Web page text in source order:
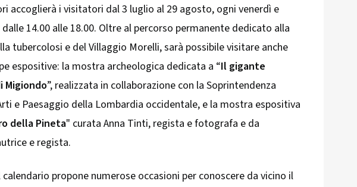
accoglierà i visitatori dal 3 luglio al 29 agosto, ogni venerdì e
14.00 alle 18.00. Oltre al percorso permanente dedicato alla
tubercolosi e del Villaggio Morelli, sarà possibile visitare anche
espositive: la mostra archeologica dedicata a “Il gigante
Migiondo”, realizzata in collaborazione con la Soprintendenza
e Paesaggio della Lombardia occidentale, e la mostra espositiva
della Pineta" curata Anna Tinti, regista e fotografa e da
e regista.
propone numerose occasioni per conoscere da vicino il